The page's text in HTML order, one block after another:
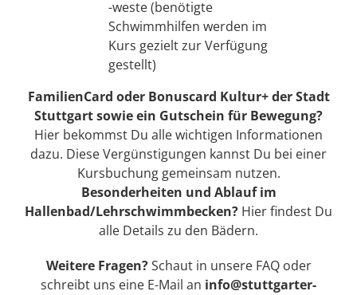
-weste (benötigte
Schwimmhilfen werden im
Kurs gezielt zur Verfügung
gestellt)
FamilienCard oder Bonuscard Kultur+ der Stadt
Stuttgart sowie ein Gutschein für Bewegung?
Hier bekommst Du alle wichtigen Informationen
dazu. Diese Vergünstigungen kannst Du bei einer
Kursbuchung gemeinsam nutzen.
Besonderheiten und Ablauf im
Hallenbad/Lehrschwimmbecken? Hierfindest Du
alle Details zu den Bädern.
Weitere Fragen?Schaut in unsere FAQoder
schreibt uns eine E-Mail an info@stuttgarter-